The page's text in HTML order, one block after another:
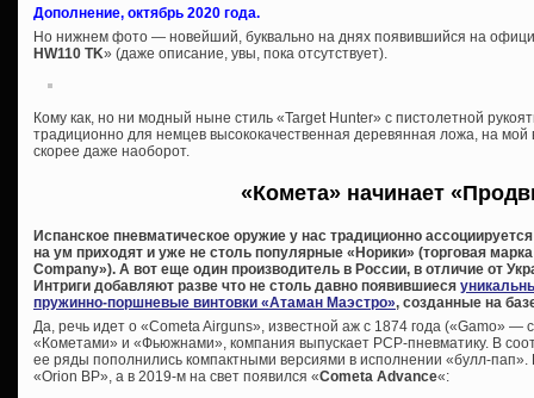
Дополнение, октябрь 2020 года.
Но нижнем фото — новейший, буквально на днях появившийся на
HW110 TK» (даже описание, увы, пока отсутствует).
Кому как, но ни модный ныне стиль «Target Hunter» с пистолетной
традиционно для немцев высококачественная деревянная ложа, на мой
скорее даже наоборот.
«Комета» начинает
Испанское пневматическое оружие у нас традиционно
на ум приходят и уже не столь популярные «Норики» (торговая
Company»). А вот еще один производитель в России, в отличие от
Интриги добавляют разве что не столь давно появившиеся
пружинно-поршневые винтовки «Атаман Маэстро», созданные на
Да, речь идет о «Cometa Airguns», известной аж с 1874 года («Gamo» —
«Кометами» и «Фьюжнами», компания выпускает PCP-пневматику. В
ее ряды пополнились компактными версиями в исполнении «булл-
«Orion BP», а в 2019-м на свет появился «Cometa Advance«: